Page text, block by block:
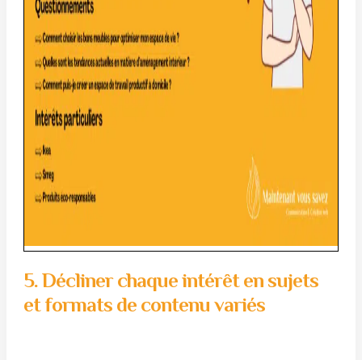
5. Décliner chaque intérêt en sujets
et formats de contenu variés